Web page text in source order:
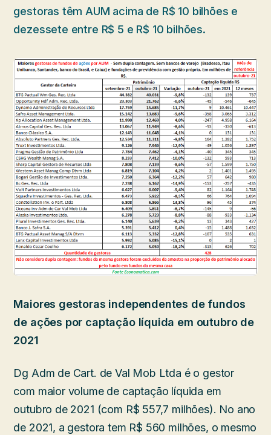
gestoras têm AUM acima de R$ 10 bilhões e
dezessete entre R$ 5 e R$ 10 bilhões.
Maiores gestoras independentes de fundos
de ações por captação líquida em outubro de
2021
Dg Adm de Cart. de Val Mob Ltda é o gestor
com maior volume de captação líquida em
outubro de 2021 (com R$ 557,7 milhões). No ano
de 2021, a gestora tem R$ 560 milhões, o mesmo